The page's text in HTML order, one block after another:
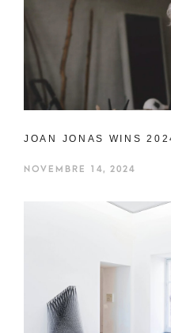
JOAN JONAS WINS
NOVEMBRE 14, 2024